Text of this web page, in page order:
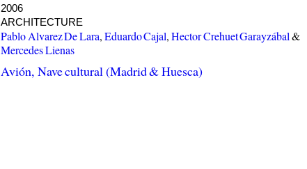
2006
ARCHITECTURE
Pablo Alvarez De Lara,Eduardo Cajal,Hector Crehuet Garayzábal&
Mercedes Lienas
Avión, Nave cultural (Madrid & Huesca)